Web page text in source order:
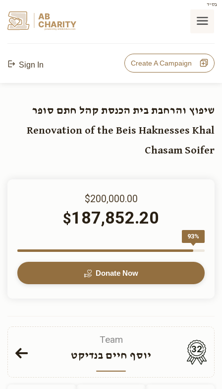
בס"ד
AB
CHARITY
powerd by ahblicklive.com
Sign In Create A Campaign
שיפוץ והרחבת בית הכנסת קהל חתם סופר
Renovation of the Beis Haknesses Khal
Chasam Soifer
$200,000.00
$187,852.20
93%
Donate Now
Team
יוסף חיים בנדיקט
32